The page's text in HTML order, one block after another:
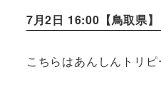
7月2日 16:00【鳥取県】
こちらはあんしんトリピ